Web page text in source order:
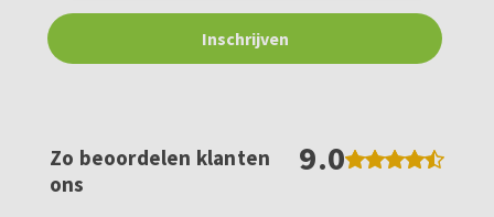
Zo beoordelen klanten
ons
9.0